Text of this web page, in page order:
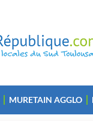
MURETAIN AGGLO